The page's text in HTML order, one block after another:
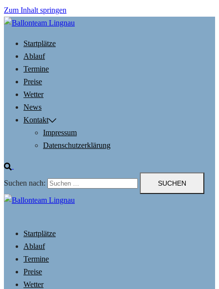
Zum Inhalt springen
Startplätze
Ablauf
Termine
Preise
Wetter
News
Kontakt
Impressum
Datenschutzerklärung
Suchen nach:
Startplätze
Ablauf
Termine
Preise
Wetter